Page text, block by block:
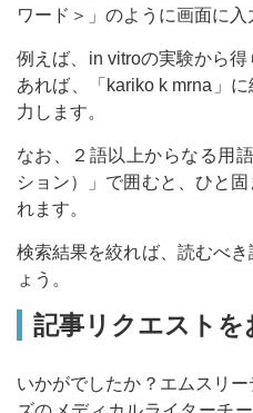
ワード＞」のように画面に
例えば、in vitroの実験から
あれば、「kariko k mrna」に
力します。
なお、２語以上からなる用
ション）」で囲むと、ひと
れます。
検索結果を絞れば、読むべ
ょう。
記事リクエスト
いかがでしたか？エムスリ